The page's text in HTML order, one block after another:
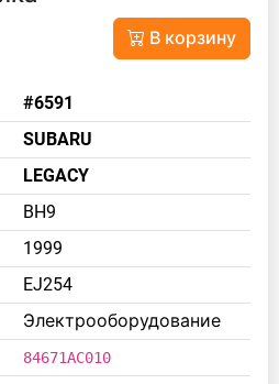
В корзину
#6591
SUBARU
LEGACY
BH9
1999
EJ254
Электрооборудование
84671AC010